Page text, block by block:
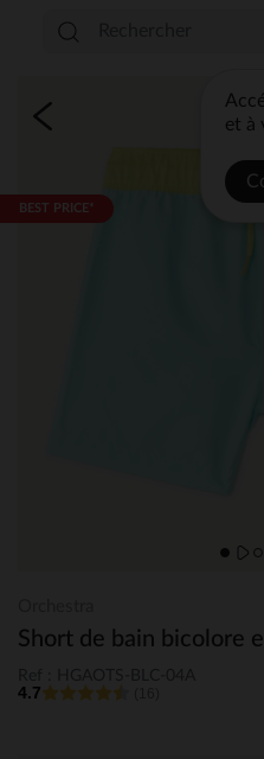
et à
BEST PRICE*
Short de bain bicolore
4.7